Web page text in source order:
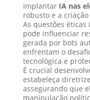
Implantar IA nas
robusto e a
As questões
pode influenciar
gerada por bots
enfrentam o
tecnológica e
É crucial
estabeleça
assegurando que
manipulação